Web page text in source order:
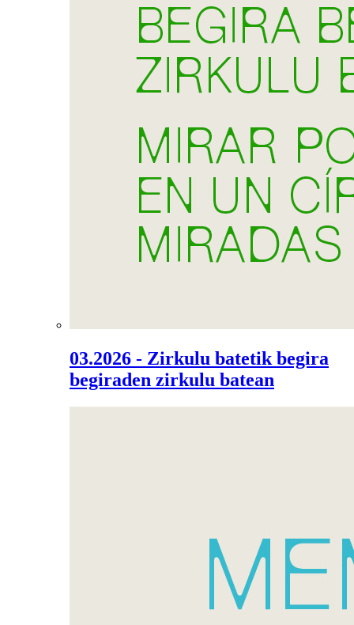
03.2026 - Zirkulu batetik begira
begiraden zirkulu batean